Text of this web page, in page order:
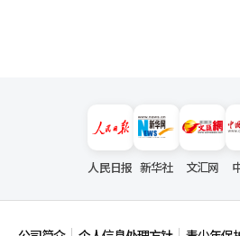
人民日报 新华社 文汇网